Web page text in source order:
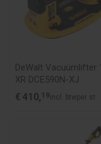
DeWalt Vacuümlifter
XR DCE590N-XJ
€ 410,19incl. btwper st